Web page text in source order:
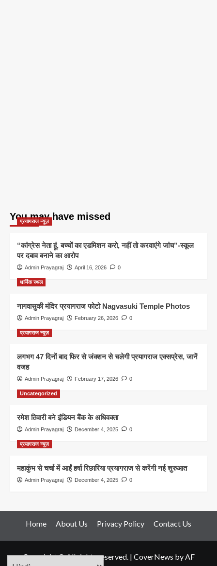
You may have missed
प्रयागराज न्यूज़
“कांग्रेस नेता हूं, बच्चों का एडमिशन करो, नहीं तो करवाएंगे जांच”-स्कूल
पर दबाव बनाने का आरोप
Admin Prayagraj April 16, 2026 0
धार्मिक स्थल
नागवासुकी मंदिर प्रयागराज फोटो Nagvasuki Temple Photos
Admin Prayagraj February 26, 2026 0
प्रयागराज न्यूज़
लगभग 47 दिनों बाद फिर से जंक्शन से चलेगी प्रयागराज एक्सप्रेस, जानें
वजह
Admin Prayagraj February 17, 2026 0
Uncategorized
रमेश तिवारी बने इंडियन बैंक के अधिवक्ता
Admin Prayagraj December 4, 2025 0
प्रयागराज न्यूज़
महाकुंभ से चर्चा में आईं हर्षा रिछारिया प्रयागराज से करेंगी नई शुरुआत
Admin Prayagraj December 4, 2025 0
Home About Us Privacy Policy Contact Us
Copyright © All rights reserved. | CoverNews by AF